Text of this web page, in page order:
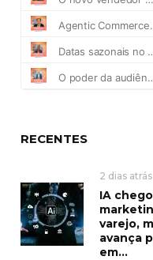
RECENTES
2 dias atrás
IA
varejo,
avança
em...